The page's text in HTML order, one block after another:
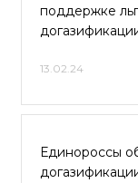
поддержке
13.02.24
Единороссы